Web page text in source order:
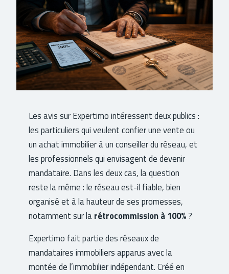
Les avis sur Expertimo intéressent deux publics :
les particuliers qui veulent confier une vente ou
un achat immobilier à un conseiller du réseau, et
les professionnels qui envisagent de devenir
mandataire. Dans les deux cas, la question
reste la même : le réseau est-il fiable, bien
organisé et à la hauteur de ses promesses,
notamment sur la rétrocommission à 100% ?
Expertimo fait partie des réseaux de
mandataires immobiliers apparus avec la
montée de l’immobilier indépendant. Créé en